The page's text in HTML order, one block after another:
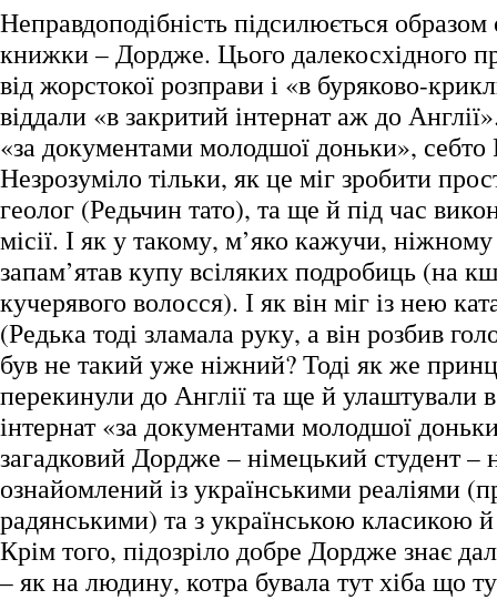
Неправдоподібність підсилюється образом
книжки – Дордже. Цього далекосхідного
від жорстокої розправи і «в буряково-
віддали «в закритий інтернат аж до
«за документами молодшої доньки», себто
Незрозуміло тільки, як це міг зробити
геолог (Редьчин тато), та ще й під час
місії. І як у такому, м’яко кажучи,
запам’ятав купу всіляких подробиць (на
кучерявого волосся). І як він міг із нею
(Редька тоді зламала руку, а він розбив
був не такий уже ніжний? Тоді як же
перекинули до Англії та ще й улаштували
інтернат «за документами молодшої
загадковий Дордже – німецький студент –
ознайомлений із українськими реаліями
радянськими) та з українською класикою
Крім того, підозріло добре Дордже знає
– як на людину, котра бувала тут хіба що